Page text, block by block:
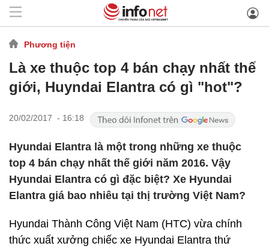
Phương tiện
Là xe thuộc top 4 bán chạy nhất thế
giới, Huyndai Elantra có gì "hot"?
20/02/2017 - 16:18
Hyundai Elantra là một trong những xe thuộc
top 4 bán chạy nhất thế giới năm 2016. Vậy
Hyundai Elantra có gì đặc biệt? Xe Hyundai
Elantra giá bao nhiêu tại thị trường Việt Nam?
Hyundai Thành Công Việt Nam (HTC) vừa chính
thức xuất xưởng chiếc xe Hyundai Elantra thứ